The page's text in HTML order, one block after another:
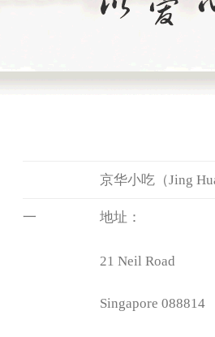
京华小吃（Jing
一 地址：
21 Neil Road
Singapore 088814